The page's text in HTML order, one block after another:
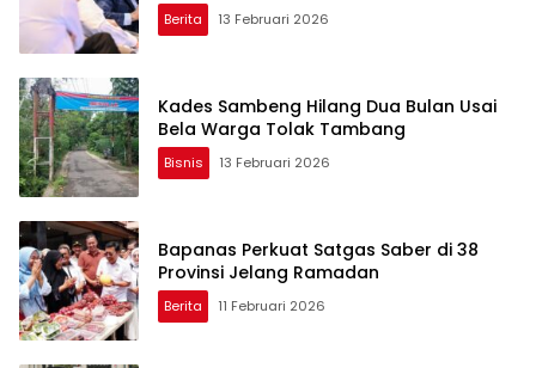
Berita 13 Februari 2026
Kades Sambeng Hilang Dua Bulan Usai
Bela Warga Tolak Tambang
Bisnis 13 Februari 2026
Bapanas Perkuat Satgas Saber di 38
Provinsi Jelang Ramadan
Berita 11 Februari 2026